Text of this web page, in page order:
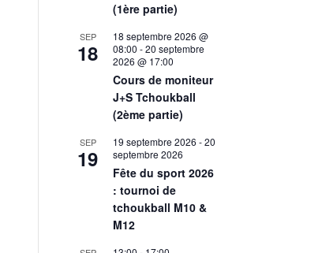
(1ère partie)
SEP
18
18 septembre 2026 @
08:00 -20 septembre
2026 @ 17:00
Cours de moniteur
J+S Tchoukball
(2ème partie)
SEP
19
19 septembre 2026 -20
septembre 2026
Fête du sport 2026
: tournoi de
tchoukball M10 &
M12